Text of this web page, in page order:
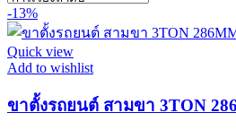
-13%
Quick view
Add to wishlist
ขาตั้งรถยนต์ สามขา 3TON